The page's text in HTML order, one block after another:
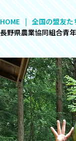
HOME 全国の盟友た
長野県農業協同組合青